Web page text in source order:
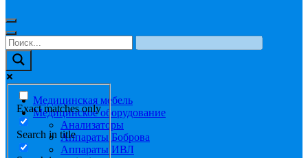
Exact matches only
Search in title
Медицинская мебель
Медицинское оборудование
Анализаторы
Аппараты Боброва
Аппараты ИВЛ